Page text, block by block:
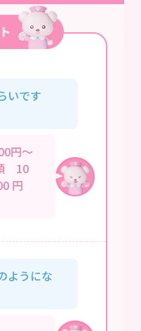
いです
円～
10
円
ようにな